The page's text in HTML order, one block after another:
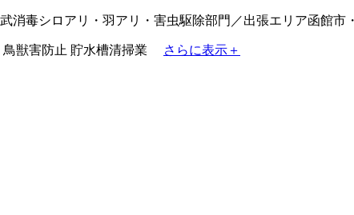
鳥獣害防止 貯水槽清掃業 さらに表示＋